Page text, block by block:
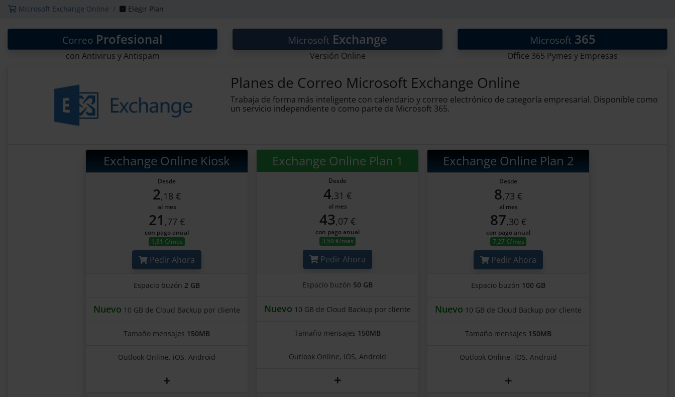
Microsoft Exchange Online Elegir Plan
Correo Profesional
con Antivirus y Antispam
Microsoft Exchange
Versión Online
Microsoft 365
Office 365 Pymes y Empresas
Planes de Correo Microsoft Exchange Online
Trabaja de forma más inteligente con calendario y correo electrónico de categoría empresarial. Disponible como
un servicio independiente o como parte de Microsoft 365.
Exchange Online Kiosk
Desde
2,18 €
al mes
21 ,77 €
con pago anual
1,81 €/mes
Pedir Ahora
Espacio buzón 2 GB
Nuevo 10 GB de Cloud Backup por cliente
Tamaño mensajes 150MB
Outlook Online, iOS, Android
Exchange Online Plan 1
Desde
4,31 €
al mes
43,07 €
con pago anual
3,59 €/mes
Pedir Ahora
Espacio buzón 50 GB
Nuevo 10 GB de Cloud Backup por cliente
Tamaño mensajes 150MB
Outlook Online, iOS, Android
Exchange Online Plan 2
Desde
8,73 €
al mes
87,30 €
con pago anual
7,27 €/mes
Pedir Ahora
Espacio buzón 100 GB
Nuevo 10 GB de Cloud Backup por cliente
Tamaño mensajes 150MB
Outlook Online, iOS, Android